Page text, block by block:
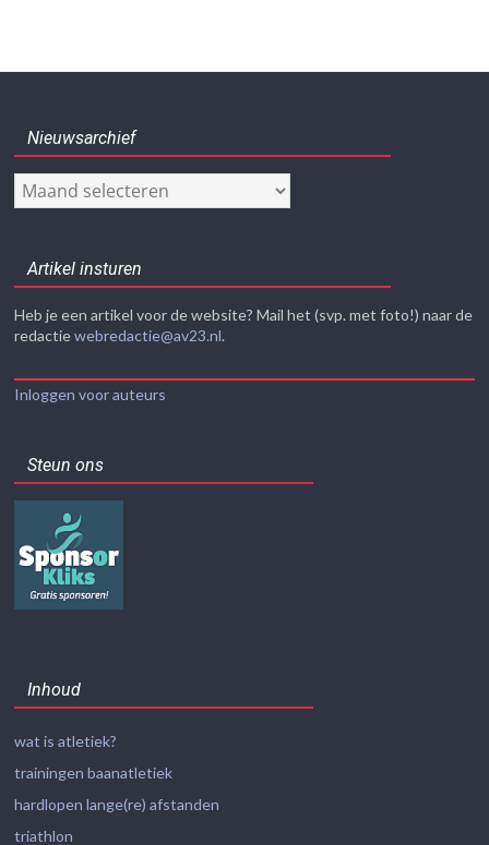
Nieuwsarchief
Nieuwsarchief
Artikel insturen
Heb je een artikel voor de website? Mail het (svp. met foto!) naar de
redactiewebredactie@av23.nl.
Inloggen voor auteurs
Steun ons
Inhoud
wat is atletiek?
trainingen baanatletiek
hardlopen lange(re) afstanden
triathlon